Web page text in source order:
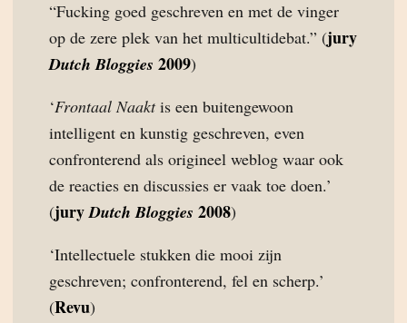
“Fucking goed geschreven en met de vinger
op de zere plek van het multicultidebat.” (jury
Dutch Bloggies 2009)
‘Frontaal Naaktis een buitengewoon
intelligent en kunstig geschreven, even
confronterend als origineel weblog waar ook
de reacties en discussies er vaak toe doen.’
(juryDutch Bloggies 2008)
‘Intellectuele stukken die mooi zijn
geschreven; confronterend, fel en scherp.’
(Revu)